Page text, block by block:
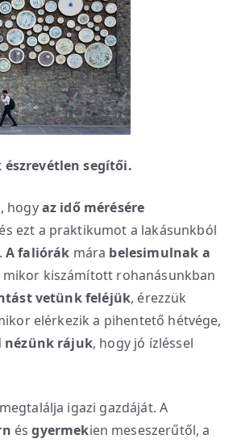
segítői.
hogyaz idő mérésére
és ezt a praktikumot a lakásunkból
A faliórák mára belesimulnak a
mikor kiszámított rohanásunkban
vetünk feléjük, érezzük
elérkezik a pihentető hétvége,
rájuk, hogy jó ízléssel
igazi gazdáját. A
ésgyermekien meseszerűtől, a